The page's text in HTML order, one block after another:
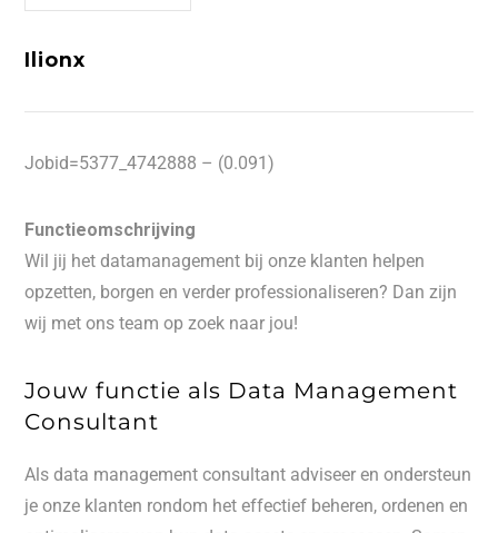
Ilionx
Jobid=5377_4742888 – (0.091)
Functieomschrijving
Wil jij het datamanagement bij onze klanten helpen
opzetten, borgen en verder professionaliseren? Dan zijn
wij met ons team op zoek naar jou!
Jouw functie als Data Management
Consultant
Als data management consultant adviseer en ondersteun
je onze klanten rondom het effectief beheren, ordenen en